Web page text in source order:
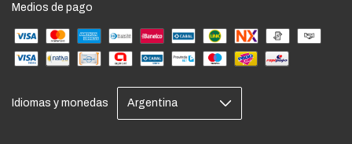
Medios de pago
Idiomas y monedas